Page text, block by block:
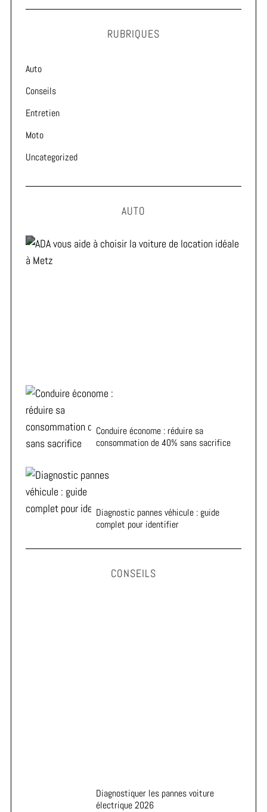
RUBRIQUES
Auto
Conseils
Entretien
Moto
Uncategorized
AUTO
Conduire économe : réduire sa
consommation de 40% sans sacrifice
Diagnostic pannes véhicule : guide
complet pour identifier
CONSEILS
Diagnostiquer les pannes voiture
électrique 2026